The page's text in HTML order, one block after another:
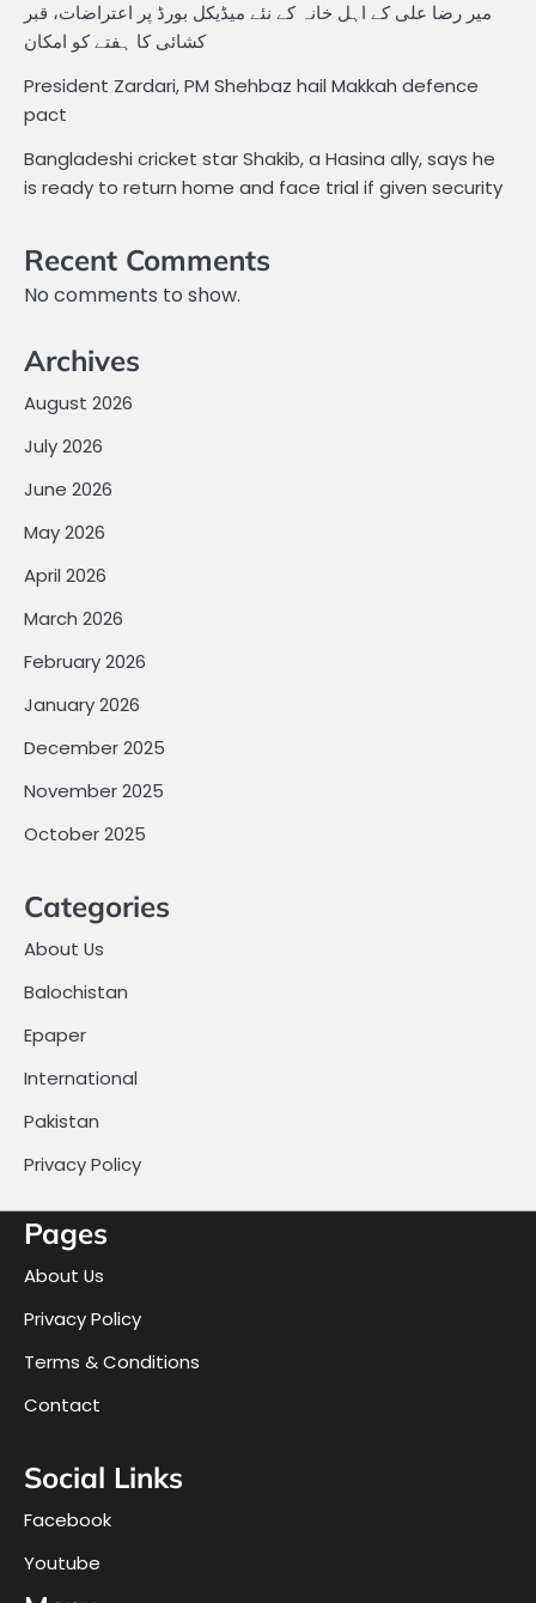
میر رضا علی کے اہل خانہ کے نئے میڈیکل بورڈ پر اعتراضات، قبر
کشائی کا ہفتے کو امکان
President Zardari, PM Shehbaz hail Makkah defence
pact
Bangladeshi cricket star Shakib, a Hasina ally, says he
is ready to return home and face trial if given security
Recent Comments
No comments to show.
Archives
August 2026
July 2026
June 2026
May 2026
April 2026
March 2026
February 2026
January 2026
December 2025
November 2025
October 2025
Categories
About Us
Balochistan
Epaper
International
Pakistan
Privacy Policy
Pages
About Us
Privacy Policy
Terms & Conditions
Contact
Social Links
Facebook
Youtube